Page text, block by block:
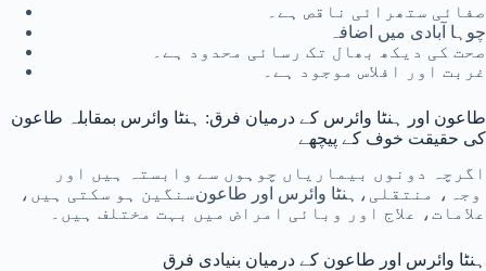
صفائی ستھرائی ناقص ہے۔
چوہا آبادی میں اضافہ
صحت کی دیکھ بھال تک رسائی محدود ہے۔
غربت اور افلاس موجود ہے۔
طاعون اور ہنٹا وائرس کے درمیان فرق: ہنٹا وائرس بمقابلہ طاعون
کی حقیقت خوف کے پیچھے
اگرچہ دونوں بیماریاں چوہوں سے وابستہ ہیں اور
سنگین ہو سکتی ہیں،طاعون اور ہنٹا وائرس وجہ، منتقلی،
علامات، علاج اور وبائی امراض میں بہت مختلف ہیں۔
ہنٹا وائرس اور طاعون کے درمیان بنیادی فرق